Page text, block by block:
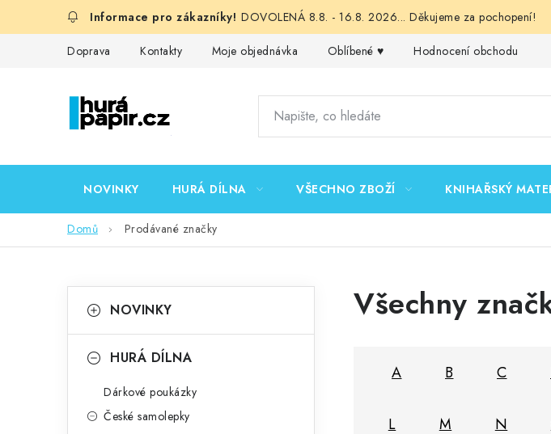
DOVOLENÁ 8.8. - 16.8. 2026... Děkujeme za pochopení!
Doprava Kontakty Moje objednávka Oblíbené ♥️ Hodnocení obchodu
NOVINKY HURÁ DÍLNA VŠECHNO ZBOŽÍ KNIHAŘSKÝ
Domů Prodávané značky
okategorie
a
NOVINKY
HURÁ DÍLNA
Dárkové poukázky
České samolepky
Všechny
A B C
L M N